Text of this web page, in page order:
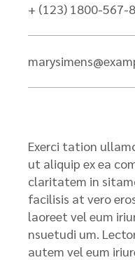
+ (123) 1800-567-
Exerci tation
ut aliquip ex ea
claritatem in
facilisis at vero
laoreet vel eum
nsuetudi um.
autem vel eum